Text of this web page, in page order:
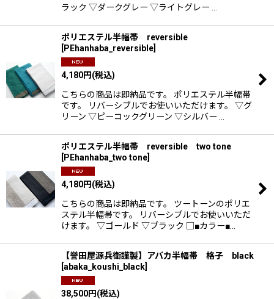
ラック ▽ダークグレー ▽ライトグレー …
ポリエステル半幅帯 reversible
PEhanhaba_reversible
4,180円(税込)
こちらの商品は即納品です。 ポリエステル半幅帯
です。 リバーシブルでお使いいただけます。 ▽グ
リーン ▽ピーコックグリーン ▽シルバー …
ポリエステル半幅帯 reversible two tone
PEhanhaba_two tone
4,180円(税込)
こちらの商品は即納品です。 ツートーンのポリエ
ステル半幅帯です。 リバーシブルでお使いいただ
けます。 ▽ゴールド ▽ブラック □■カラー■…
【誉田屋源兵衛謹製】アバカ半幅帯 格子 black
abaka_koushi_black
38,500円(税込)